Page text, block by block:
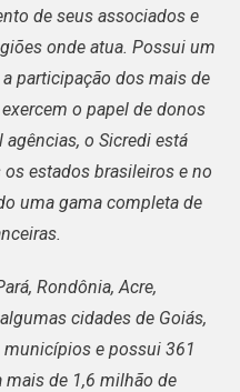
de seus associados e
onde atua. Possui um
participação dos mais de
o papel de donos
o Sicredi está
estados brasileiros e no
uma gama completa de
Rondônia, Acre,
cidades de Goiás,
municípios e possui 361
mais de 1,6 milhão de